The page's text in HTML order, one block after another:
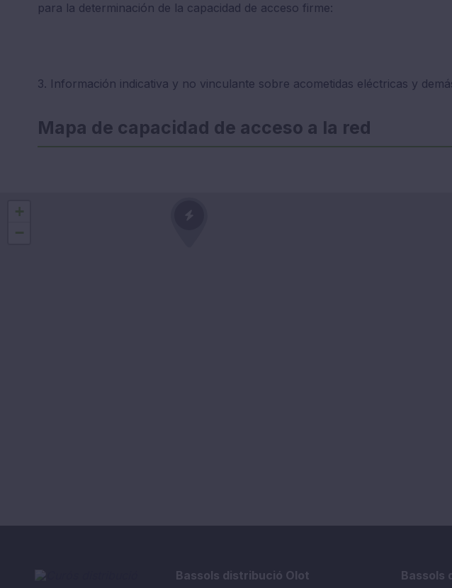
para la determinación de la capacidad de acceso firme:
3. Información indicativa y no vinculante sobre acometidas eléctricas y
Mapa de capacidad de acceso a la red
+
−
Bassols distribució Olot Bassols